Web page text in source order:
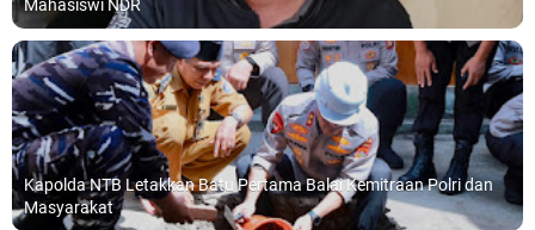
Mahasiswi NDR
Kapolda NTB Letakkan Batu Pertama Balai Kemitraan Polri dan
Masyarakat